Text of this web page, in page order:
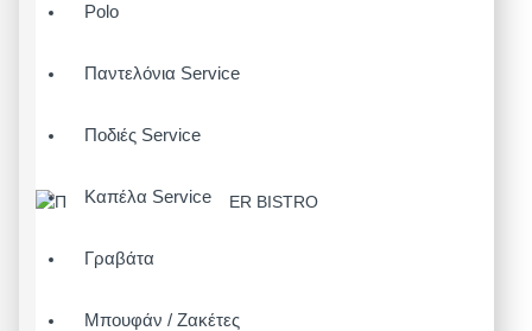
Polo
Παντελόνια Service
Ποδιές Service
Καπέλα Service
Γραβάτα
Μπουφάν / Ζακέτες